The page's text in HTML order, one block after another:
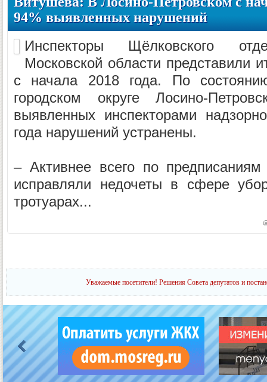
94% выявленных нарушений
Инспекторы Щёлковского
Московской области представили
с начала 2018 года. По
городском округе Лосино-
выявленных инспекторами
года нарушений устранены.
– Активнее всего по предписаниям
исправляли недочеты в сфере
тротуарах...
Уважаемые посетители! Решения Совета депутатов и